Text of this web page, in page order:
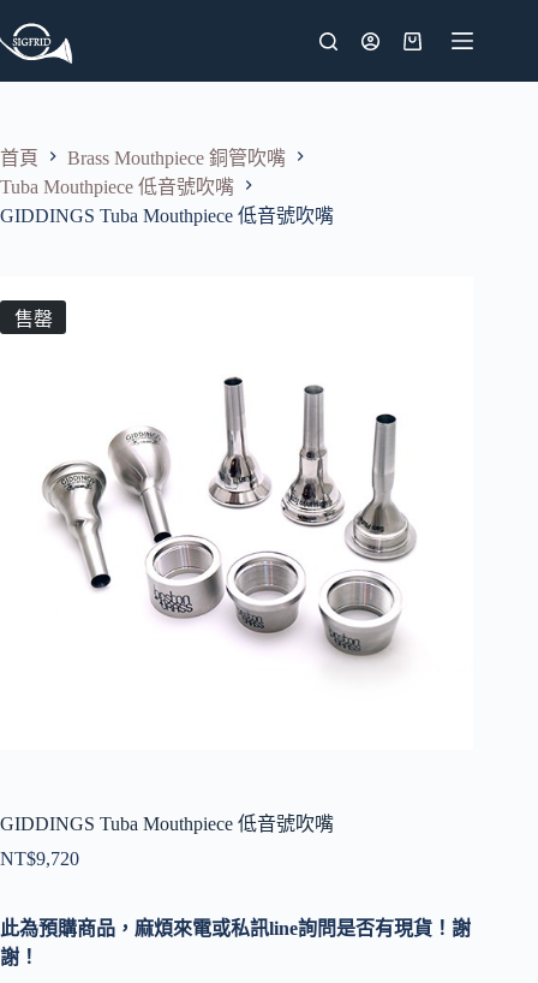
至
容
購
物
首頁
Brass Mouthpiece 銅管吹嘴
Tuba Mouthpiece 低音號吹嘴
GIDDINGS Tuba Mouthpiece 低音號吹嘴
售罄
GIDDINGS Tuba Mouthpiece 低音號吹嘴
NT$9,720
此為預購商品，麻煩來電或私訊line詢問是否有現貨！謝
謝！